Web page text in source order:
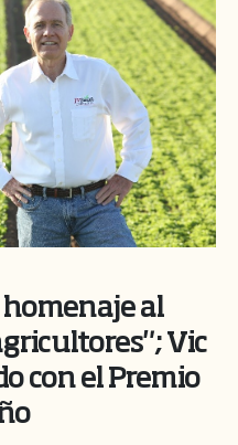
homenaje al
Vic
con el Premio